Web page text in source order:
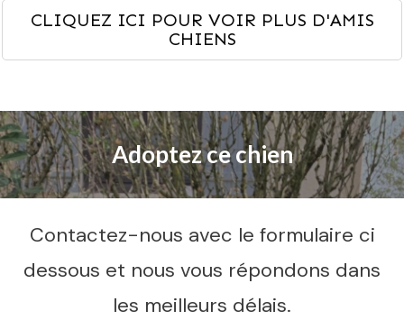
CLIQUEZ ICI POUR VOIR PLUS D'AMIS
CHIENS
Adoptez ce chien
Contactez-nous avec le formulaire ci
dessous et nous vous répondons dans
les meilleurs délais.